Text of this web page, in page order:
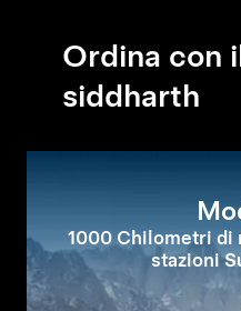
Ordina con
siddharth
1000 Chilometri
stazioni